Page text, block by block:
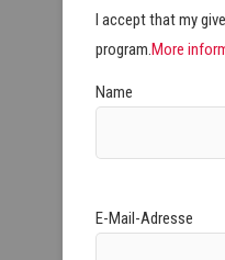
I accept that my
program.More
Name
E-Mail-Adresse